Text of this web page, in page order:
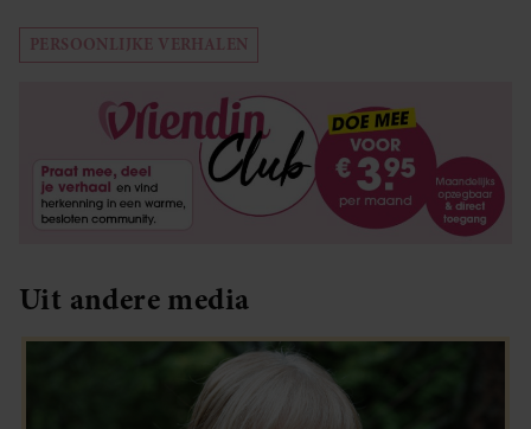
PERSOONLIJKE VERHALEN
Uit andere media